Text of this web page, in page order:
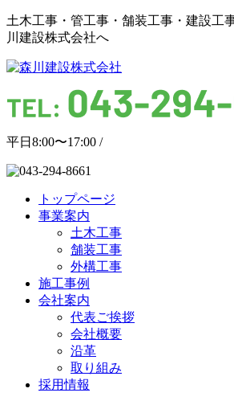
土木工事・管工事・舗装工事・建設工
川建設株式会社へ
平日8:00〜17:00 /
トップページ
事業案内
土木工事
舗装工事
外構工事
施工事例
会社案内
代表ご挨拶
会社概要
沿革
取り組み
採用情報